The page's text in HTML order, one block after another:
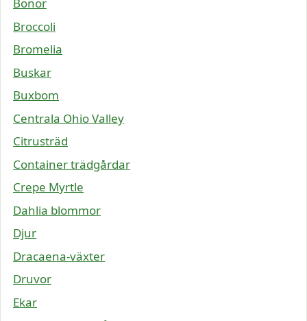
Broccoli
Bromelia
Buskar
Buxbom
Centrala Ohio Valley
Citrusträd
Container trädgårdar
Crepe Myrtle
Dahlia blommor
Djur
Dracaena-växter
Druvor
Ekar